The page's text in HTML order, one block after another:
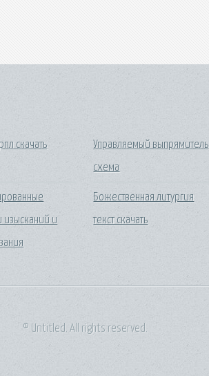
скачать
изысканий и
Управляемый выпрямитель
схема
Божественная литургия
текст скачать
© Untitled. All rights reserved.